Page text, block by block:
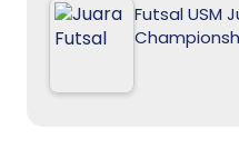
Futsal USM